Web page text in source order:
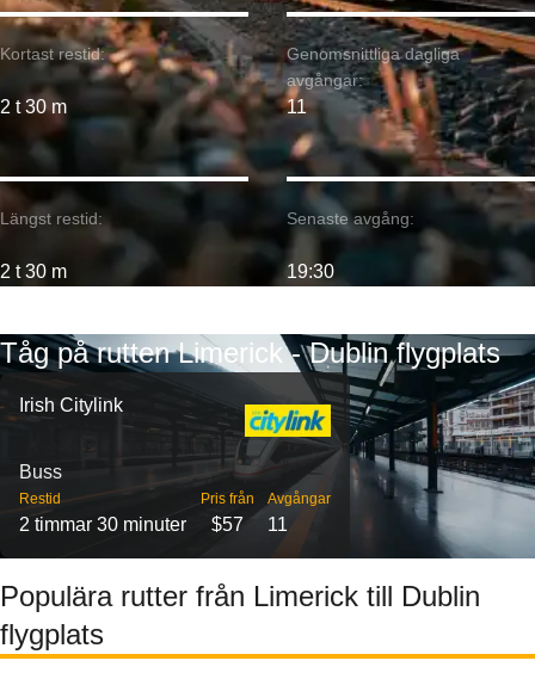
Kortast restid:
2 t 30 m
Längst restid:
2 t 30 m
Genomsnittliga dagliga
avgångar:
11
Senaste avgång:
19:30
Tåg på rutten Limerick - Dublin flygplats
Irish Citylink
Buss
Restid
2 timmar 30 minuter
Pris från
$57
Avgångar
11
Populära rutter från Limerick till Dublin
flygplats